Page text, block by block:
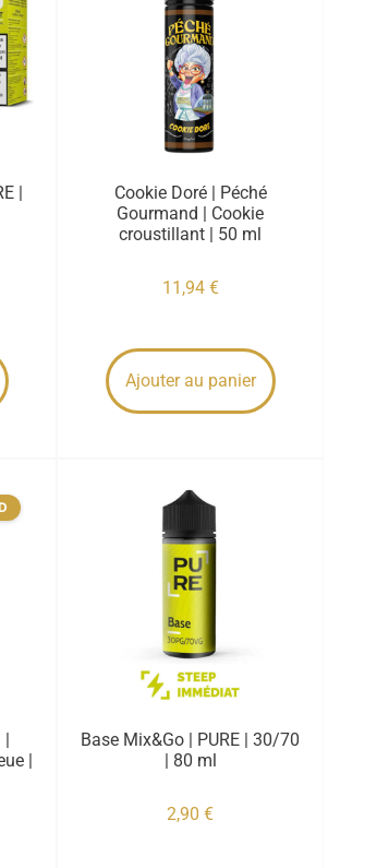
|
Cookie Doré | Péché
Gourmand | Cookie
croustillant | 50 ml
11,94 €
Ajouter au panier
|
Base Mix&Go | PURE | 30/70
| 80 ml
2,90€